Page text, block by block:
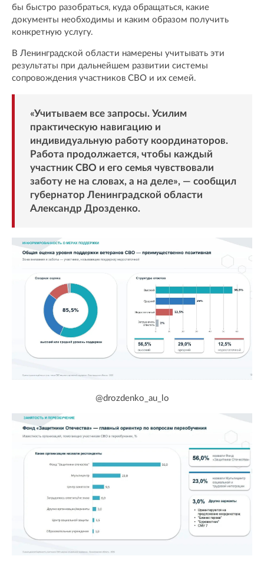
бы быстро разобраться, куда обращаться, какие
документы необходимы и каким образом получить
конкретную услугу.
В Ленинградской области намерены учитывать эти
результаты при дальнейшем развитии системы
сопровождения участников СВО и их семей.
«Учитываем все запросы. Усилим
практическую навигацию и
индивидуальную работу координаторов.
Работа продолжается, чтобы каждый
участник СВО и его семья чувствовали
заботу не на словах, а на деле», — сообщил
губернатор Ленинградской области
Александр Дрозденко.
@drozdenko_au_lo